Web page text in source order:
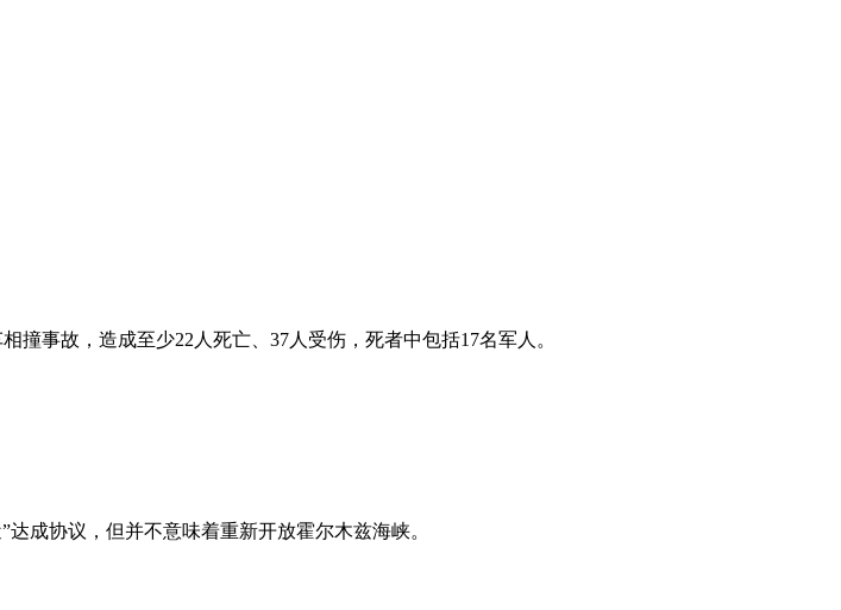
事故，造成至少22人死亡、37人受伤，死者中包括17名军人。
成协议，但并不意味着重新开放霍尔木兹海峡。